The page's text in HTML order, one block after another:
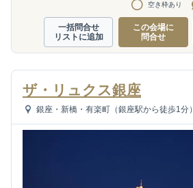
空き枠あり
一括問合せ
リストに追加
この会場に
問合せ
ザ・リュクス銀座
銀座・新橋・有楽町（銀座駅から徒歩1分）